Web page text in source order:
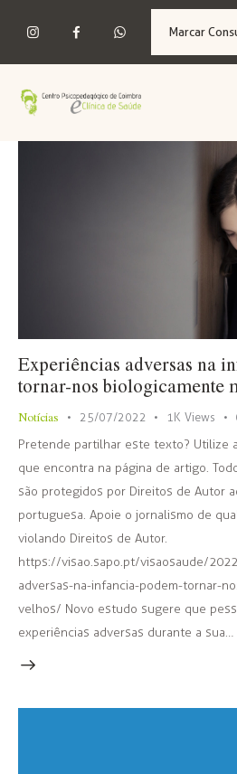
Marcar
Experiências adversas na
tornar-nos biologicamente
Notícias 25/07/2022 1K Views
Pretende partilhar este texto? Utilize
que encontra na página de artigo.
são protegidos por Direitos de Autor
portuguesa. Apoie o jornalismo de
violando Direitos de Autor.
https://visao.sapo.pt/visaosaude/
adversas-na-infancia-podem-tornar-
velhos/ Novo estudo sugere que
experiências adversas durante a sua…